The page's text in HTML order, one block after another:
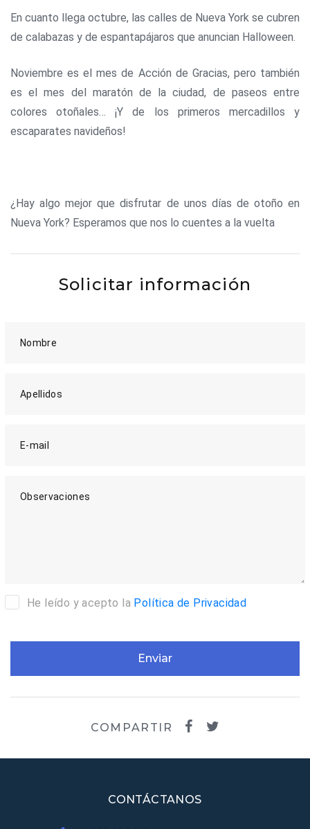
En cuanto llega octubre, las calles de Nueva York se cubren
de calabazas y de espantapájaros que anuncian Halloween.
Noviembre es el mes de Acción de Gracias, pero también
es el mes del maratón de la ciudad, de paseos entre
colores otoñales… ¡Y de los primeros mercadillos y
escaparates navideños!
¿Hay algo mejor que disfrutar de unos días de otoño en
Nueva York? Esperamos que nos lo cuentes a la vuelta
Solicitar información
Nombre
Apellidos
E-mail
Observaciones
He leído y acepto la Política de Privacidad
Enviar
COMPARTIR
CONTÁCTANOS